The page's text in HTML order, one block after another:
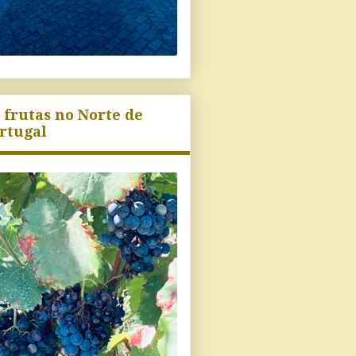
frutas no Norte de